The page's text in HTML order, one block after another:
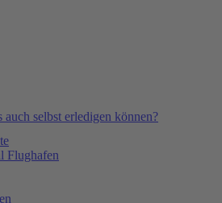
auch selbst erledigen können?
Flughafen